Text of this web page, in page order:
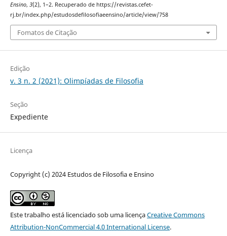
Ensino, 3(2), 1–2. Recuperado de https://revistas.cefet-
rj.br/index.php/estudosdefilosofiaeensino/article/view/758
Fomatos de Citação
Edição
v. 3 n. 2 (2021): Olimpíadas de Filosofia
Seção
Expediente
Licença
Copyright (c) 2024 Estudos de Filosofia e Ensino
Este trabalho está licenciado sob uma licençaCreative Commons
Attribution-NonCommercial 4.0 International License.